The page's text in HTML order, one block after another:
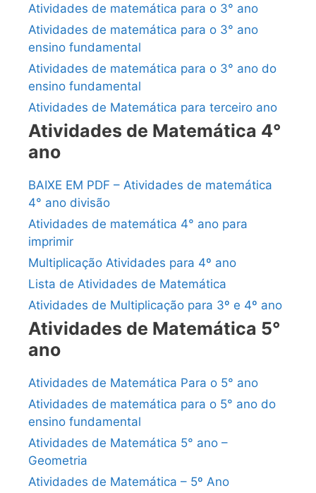
Atividades de matemática para o 3° ano
Atividades de matemática para o 3° ano
ensino fundamental
Atividades de matemática para o 3° ano do
ensino fundamental
Atividades de Matemática para terceiro ano
Atividades de Matemática 4°
ano
BAIXE EM PDF – Atividades de matemática
4° ano divisão
Atividades de matemática 4° ano para
imprimir
Multiplicação Atividades para 4º ano
Lista de Atividades de Matemática
Atividades de Multiplicação para 3º e 4º ano
Atividades de Matemática 5°
ano
Atividades de Matemática Para o 5° ano
Atividades de matemática para o 5° ano do
ensino fundamental
Atividades de Matemática 5° ano –
Geometria
Atividades de Matemática – 5º Ano